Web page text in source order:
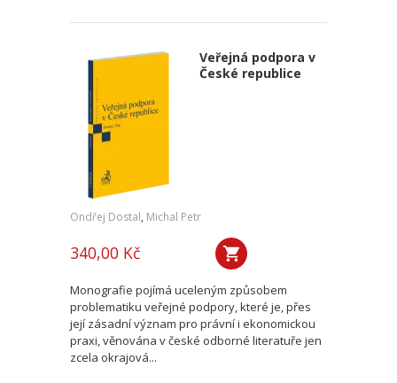
Veřejná podpora v
České republice
Ondřej Dostal, Michal Petr
340,00 Kč
Monografie pojímá uceleným způsobem
problematiku veřejné podpory, které je, přes
její zásadní význam pro právní i ekonomickou
praxi, věnována v české odborné literatuře jen
zcela okrajová...